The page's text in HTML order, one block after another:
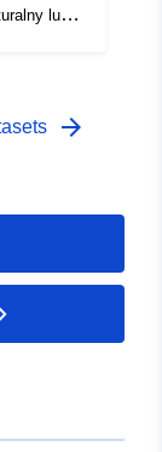
lub
który
arrow_forward